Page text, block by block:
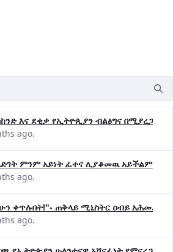
እና ደቂቃ የኢትዮጲያን ብልፅግና
ago.
ምንም አይነት ፈተና ሊያቆመዉ አይችልም"-
ago.
ቀጥሉበት!"- ጠቅላይ ሚኒስትር ዐብይ አሕመድ (ዶ/
ago.